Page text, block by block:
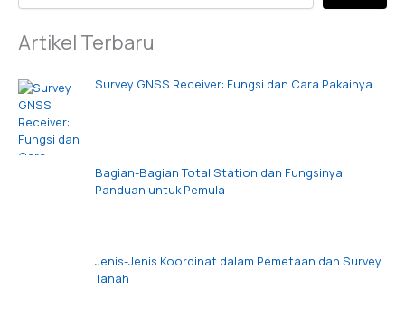
Artikel Terbaru
Survey GNSS Receiver: Fungsi dan Cara Pakainya
Bagian-Bagian Total Station dan Fungsinya:
Panduan untuk Pemula
Jenis-Jenis Koordinat dalam Pemetaan dan Survey
Tanah